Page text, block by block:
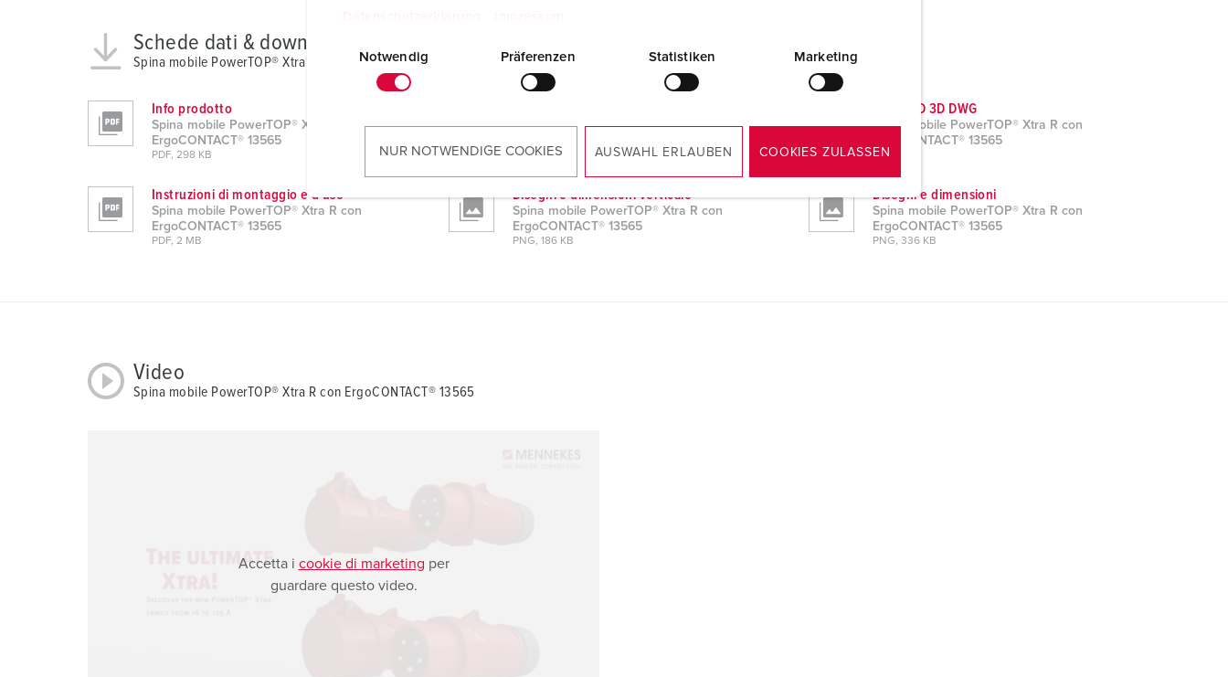
g
w
Notwendig Präferenzen Statistiken Marketing
NUR NOTWENDIGE COOKIES AUSWAHL ERLAUBEN COOKIES ZULASSEN
Schede dati & download
Spina mobile PowerTOP® Xtra R con ErgoCONTACT® 13565
Info prodotto
Spina mobile PowerTOP® Xtra R con
ErgoCONTACT® 13565
PDF, 298 KB
Spina mobile PowerTOP® Xtra R con
ZIP, 3 MB
Dati CAD 3D DWG
Spina mobile PowerTOP® Xtra R con
ErgoCONTACT® 13565
ZIP, 4 MB
Instruzioni di montaggio e d'uso
Spina mobile PowerTOP® Xtra R con
ErgoCONTACT® 13565
PDF, 2 MB
Disegni e dimensioni verticale
Spina mobile PowerTOP® Xtra R con
ErgoCONTACT® 13565
PNG, 186 KB
Disegni e dimensioni
Spina mobile PowerTOP® Xtra R con
ErgoCONTACT® 13565
PNG, 336 KB
Video
Spina mobile PowerTOP® Xtra R con ErgoCONTACT® 13565
Accetta i cookie di marketing per
guardare questo video.